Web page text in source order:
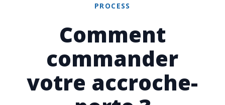
PROCESS
Comment
commander
votre accroche-